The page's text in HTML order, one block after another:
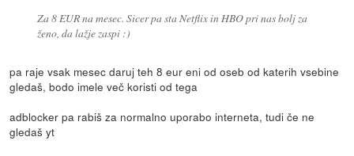
Za 8 EUR na mesec. Sicer pa sta Netflix in HBO pri nas bolj za
ženo, da lažje zaspi :)
pa raje vsak mesec daruj teh 8 eur eni od oseb od katerih vsebine
gledaš, bodo imele več koristi od tega
adblocker pa rabiš za normalno uporabo interneta, tudi če ne
gledaš yt